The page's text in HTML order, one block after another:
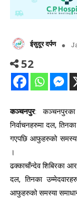
ईसुदूर दर्पण
52
कञ्चनपुर: कञ्चनपुरका
निर्वाचनहरुमा दल,
गएपछि आफुहरुको
।
ढक्काचाँन्देव शिबिरका
दल, तिनका
आफुहरुको समस्या